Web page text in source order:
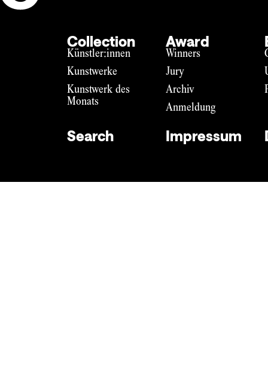
Collection
Künstler:innen
Kunstwerke
Kunstwerk des
Monats
Award
Winners
Jury
Archiv
Anmeldung
Search Impressum